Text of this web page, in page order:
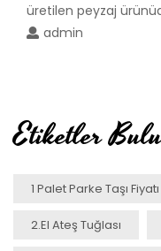
üretilen peyzaj
admin
Etiketler
1 Palet Parke Taşı Fiyatı
2.el Ateş Tuğlası